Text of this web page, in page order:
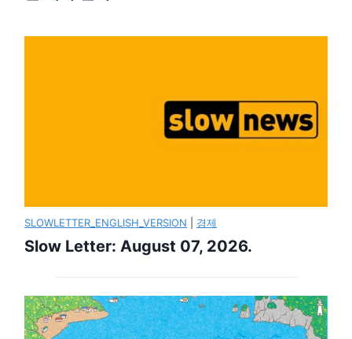
SLOWLETTER_ENGLISH_VERSION 경제
Slow Letter: August 07, 2026.